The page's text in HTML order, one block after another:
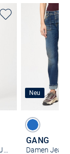
Neu
GANG